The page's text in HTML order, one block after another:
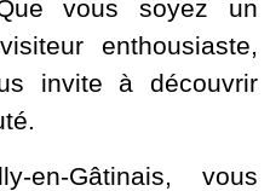
vous soyez un
enthousiaste,
invite à découvrir
Gâtinais, vous